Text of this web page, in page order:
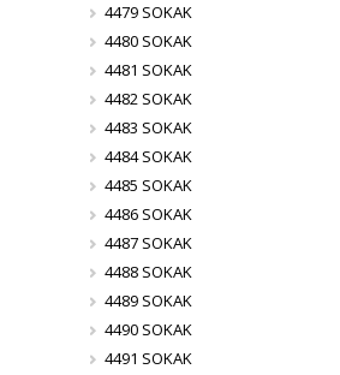
4479 SOKAK
4480 SOKAK
4481 SOKAK
4482 SOKAK
4483 SOKAK
4484 SOKAK
4485 SOKAK
4486 SOKAK
4487 SOKAK
4488 SOKAK
4489 SOKAK
4490 SOKAK
4491 SOKAK